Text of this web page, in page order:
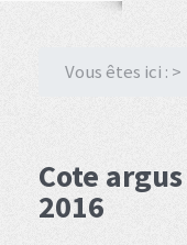
Vous êtes ici :
Cote
2016